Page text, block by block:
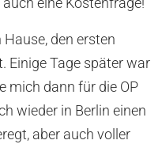
eine Kostenfrage!
den ersten
Einige Tage später war
mich dann für die OP
wieder in Berlin einen
aber auch voller